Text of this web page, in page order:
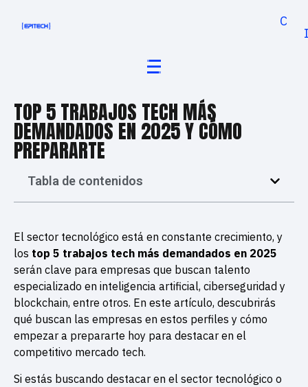
TOP 5 TRABAJOS TECH MÁS
DEMANDADOS EN 2025 Y CÓMO
PREPARARTE
Tabla de contenidos
El sector tecnológico está en constante crecimiento, y
los top 5 trabajos tech más demandados en 2025
serán clave para empresas que buscan talento
especializado en inteligencia artificial, ciberseguridad y
blockchain, entre otros. En este artículo, descubrirás
qué buscan las empresas en estos perfiles y cómo
empezar a prepararte hoy para destacar en el
competitivo mercado tech.
Si estás buscando destacar en el sector tecnológico o